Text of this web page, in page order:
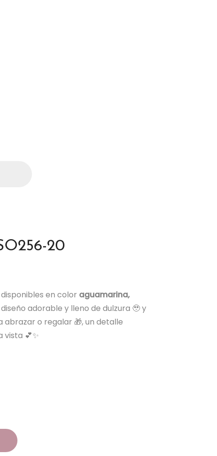
20
en color aguamarina,
adorable y lleno de dulzura 🥹 y
o regalar 🎁, un detalle
💕✨